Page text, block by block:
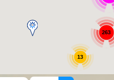
13
263